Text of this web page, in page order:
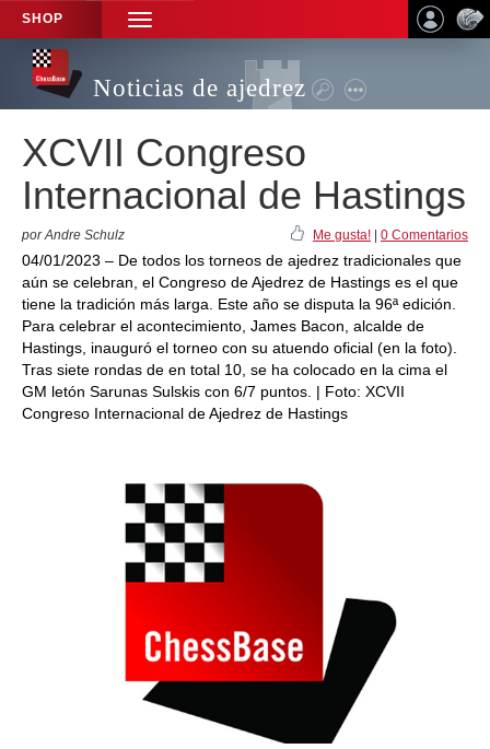
SHOP
TOGGLE
NAVIGATION
Noticias de ajedrez
XCVII Congreso
Internacional de Hastings
por Andre Schulz Me gusta! 0 Comentarios
04/01/2023 – De todos los torneos de ajedrez tradicionales que
aún se celebran, el Congreso de Ajedrez de Hastings es el que
tiene la tradición más larga. Este año se disputa la 96ª edición.
Para celebrar el acontecimiento, James Bacon, alcalde de
Hastings, inauguró el torneo con su atuendo oficial (en la foto).
Tras siete rondas de en total 10, se ha colocado en la cima el
GM letón Sarunas Sulskis con 6/7 puntos. | Foto: XCVII
Congreso Internacional de Ajedrez de Hastings